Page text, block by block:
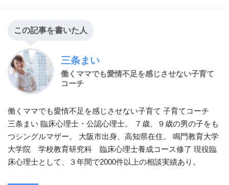
この記事を書いた人
三条まい
働くママでも愛情不足を感じさせない子育て
コーチ
働くママでも愛情不足を感じさせない子育て 子育てコーチ
三条まい 臨床心理士・公認心理士。 ７歳、９歳の男の子をも
つシングルマザー。 大阪市出身、高知県在住。 鳴門教育大学
大学院 学校教育研究科 臨床心理士養成コース修了 現役臨
床心理士として、３年間で2000件以上の相談実績あり。